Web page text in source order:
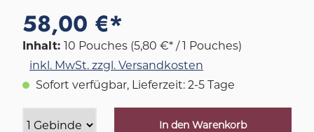
58,00 €*
Inhalt: 10 Pouches (5,80 €* / 1 Pouches)
inkl. MwSt. zzgl. Versandkosten
Sofort verfügbar, Lieferzeit: 2-5 Tage
In den Warenkorb